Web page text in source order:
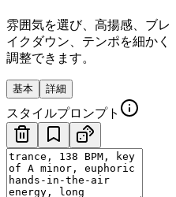
雰囲気を選び、高揚感、ブレ
イクダウン、テンポを細かく
調整できます。
基本 詳細
スタイルプロンプト